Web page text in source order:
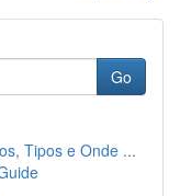
Go
Tipos e Onde ...